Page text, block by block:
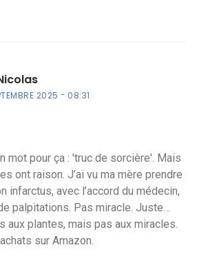
2025 08:31
mot pour ça : 'truc de sorcière'. Mais
ont raison. J’ai vu ma mère prendre
infarctus, avec l’accord du médecin,
palpitations. Pas miracle. Juste…
aux plantes, mais pas aux miracles.
sur Amazon.